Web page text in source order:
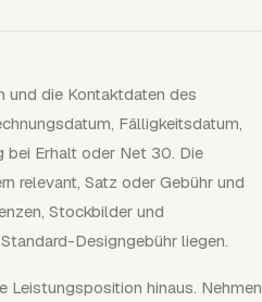
und die Kontaktdaten des
Fälligkeitsdatum,
Erhalt oder Net 30. Die
relevant, Satz oder Gebühr und
Stockbilder und
Designgebühr liegen.
Leistungsposition hinaus. Nehmen